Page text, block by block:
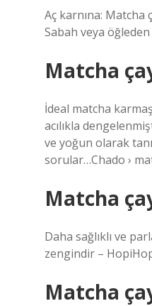
Aç karnına: Matcha
Sabah veya
Matcha
İdeal matcha
acılıkla
ve yoğun olarak
sorular…Chado ›
Matcha
Daha sağlıklı ve
zengindir –
Matcha